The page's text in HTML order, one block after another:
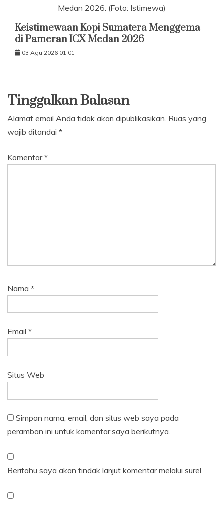
Medan 2026. (Foto: Istimewa)
Keistimewaan Kopi Sumatera Menggema
di Pameran ICX Medan 2026
03 Agu 2026 01:01
Tinggalkan Balasan
Alamat email Anda tidak akan dipublikasikan. Ruas yang
wajib ditandai *
Komentar*
Nama *
Email *
Situs Web
Simpan nama, email, dan situs web saya pada
peramban ini untuk komentar saya berikutnya.
Beritahu saya akan tindak lanjut komentar melalui surel.